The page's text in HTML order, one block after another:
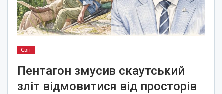
Світ
Пентагон змусив скаутський
зліт відмовитися від просторів